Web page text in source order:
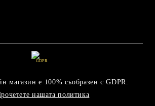
GDPR
магазин е 100% съобразен с GDPR.
нашата политика